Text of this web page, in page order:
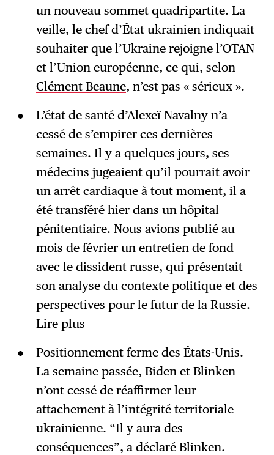
un nouveau sommet quadripartite. La
veille, le chef d’État ukrainien indiquait
souhaiter que l’Ukraine rejoigne l’OTAN
et l’Union européenne, ce qui, selon
Clément Beaune, n’est pas « sérieux ».
L’état de santé d’Alexeï Navalny n’a
cessé de s’empirer ces dernières
semaines. Il y a quelques jours, ses
médecins jugeaient qu’il pourrait avoir
un arrêt cardiaque à tout moment, il a
été transféré hier dans un hôpital
pénitentiaire. Nous avions publié au
mois de février un entretien de fond
avec le dissident russe, qui présentait
son analyse du contexte politique et des
perspectives pour le futur de la Russie.
Lire plus
Positionnement ferme des États-Unis.
La semaine passée, Biden et Blinken
n’ont cessé de réaffirmer leur
attachement à l’intégrité territoriale
ukrainienne. “Il y aura des
conséquences”, a déclaré Blinken.